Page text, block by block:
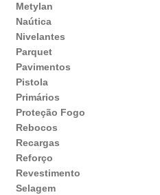
Metylan
Naútica
Nivelantes
Parquet
Pavimentos
Pistola
Primários
Proteção Fogo
Rebocos
Recargas
Reforço
Revestimento
Selagem